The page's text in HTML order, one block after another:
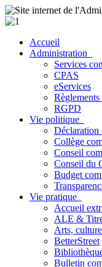
Accueil
Administration
Services
CPAS
eServices
RGPD
Vie politique
Déclaration
Collège
Conseil
Conseil du
Budget
Vie pratique
Accueil
ALE &
Arts,
BetterStreet
Bulletin